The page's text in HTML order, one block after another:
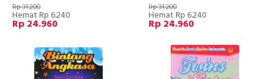
Rp 31.200
Hemat Rp 6.240
Rp 24.960
Rp 31.200
Hemat Rp 6.240
Rp 24.960